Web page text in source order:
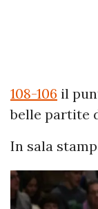
108-106 il
belle partite
In sala